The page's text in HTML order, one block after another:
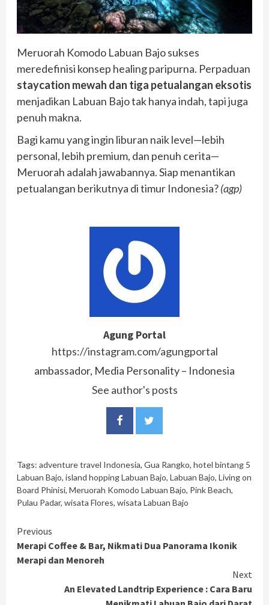
Meruorah Komodo Labuan Bajo sukses
meredefinisi konsep healing paripurna. Perpaduan
staycation mewah dan tiga petualangan eksotis
menjadikan Labuan Bajo tak hanya indah, tapi juga
penuh makna.
Bagi kamu yang ingin liburan naik level—lebih
personal, lebih premium, dan penuh cerita—
Meruorah adalah jawabannya. Siap menantikan
petualangan berikutnya di timur Indonesia?(agp)
Agung Portal
https://instagram.com/agungportal
ambassador, Media Personality – Indonesia
See author's posts
Tags: adventure travel Indonesia, Gua Rangko, hotel bintang 5
Labuan Bajo, island hopping Labuan Bajo, Labuan Bajo, Living on
Board Phinisi, Meruorah Komodo Labuan Bajo, Pink Beach,
Pulau Padar, wisata Flores, wisata Labuan Bajo
Continue
Reading
Previous
Merapi Coffee & Bar, Nikmati Dua Panorama Ikonik
Merapi dan Menoreh
Next
An Elevated Landtrip Experience : Cara Baru